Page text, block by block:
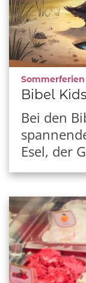
Sommerferien
Bibel Kids
Bei den
Esel, der